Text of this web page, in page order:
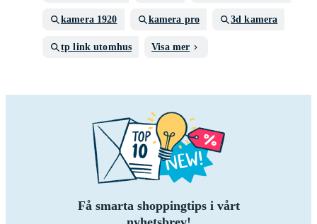
kamera 1920 kamera pro 3d kamera
tp link utomhus Visa mer
Få smarta shoppingtips i vårt